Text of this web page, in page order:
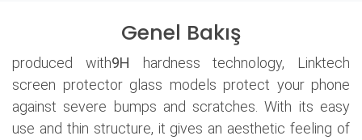
Genel Bakış
produced with9H hardness technology, Linktech
screen protector glass models protect your phone
against severe bumps and scratches. With its easy
use and thin structure, it gives an aesthetic feeling of